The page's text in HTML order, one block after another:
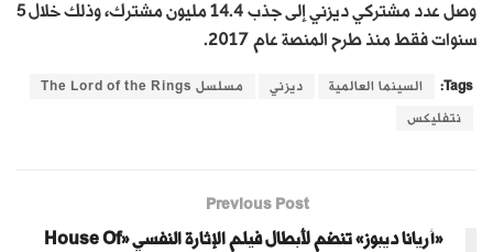
وصل عدد مشتركي ديزني إلى جذب 14.4 مليون مشترك، وذلك خلال 5
سنوات فقط منذ طرح المنصة عام 2017.
Tags: السينما العالمية ديزني مسلسل The Lord of the Rings
نتفليكس
Previous Post
«أريانا ديبوز» تنضم لأبطال فيلم الإثارة النفسي «House Of